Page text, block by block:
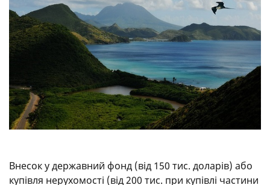
Внесок у державний фонд (від 150 тис. доларів) або
купівля нерухомості (від 200 тис. при купівлі частини